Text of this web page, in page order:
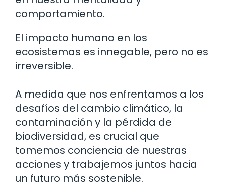
comportamiento.
El impacto humano en los
ecosistemas es innegable, pero no es
irreversible.
A medida que nos enfrentamos a los
desafíos del cambio climático, la
contaminación y la pérdida de
biodiversidad, es crucial que
tomemos conciencia de nuestras
acciones y trabajemos juntos hacia
un futuro más sostenible.